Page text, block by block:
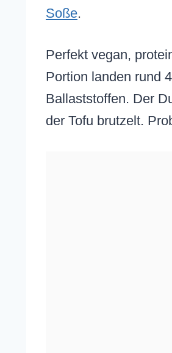
Soße.
Perfekt vegan,
Portion landen rund
Ballaststoffen. Der
der Tofu brutzelt.